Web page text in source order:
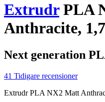
ExtrudrPLA
Anthracite,
Next generation
41 Tidigare recensioner
Extrudr PLA NX2 Matt